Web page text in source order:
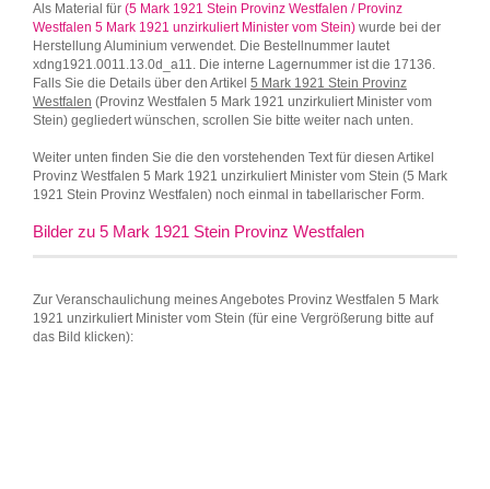
Als Material für (5 Mark 1921 Stein Provinz Westfalen / Provinz
Westfalen 5 Mark 1921 unzirkuliert Minister vom Stein) wurde bei der
Herstellung Aluminium verwendet. Die Bestellnummer lautet
xdng1921.0011.13.0d_a11. Die interne Lagernummer ist die 17136.
Falls Sie die Details über den Artikel 5 Mark 1921 Stein Provinz
Westfalen (Provinz Westfalen 5 Mark 1921 unzirkuliert Minister vom
Stein) gegliedert wünschen, scrollen Sie bitte weiter nach unten.
Weiter unten finden Sie die den vorstehenden Text für diesen Artikel
Provinz Westfalen 5 Mark 1921 unzirkuliert Minister vom Stein (5 Mark
1921 Stein Provinz Westfalen) noch einmal in tabellarischer Form.
Bilder zu 5 Mark 1921 Stein Provinz Westfalen
Zur Veranschaulichung meines Angebotes Provinz Westfalen 5 Mark
1921 unzirkuliert Minister vom Stein (für eine Vergrößerung bitte auf
das Bild klicken):